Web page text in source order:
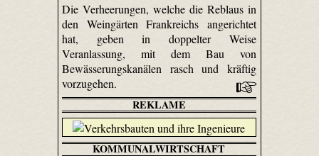
Die Verheerungen, welche die Reblaus in
den Weingärten Frankreichs angerichtet
hat, geben in doppelter Weise
Veranlassung, mit dem Bau von
Bewässerungskanälen rasch und kräftig
vorzugehen.
REKLAME
KOMMUNALWIRTSCHAFT